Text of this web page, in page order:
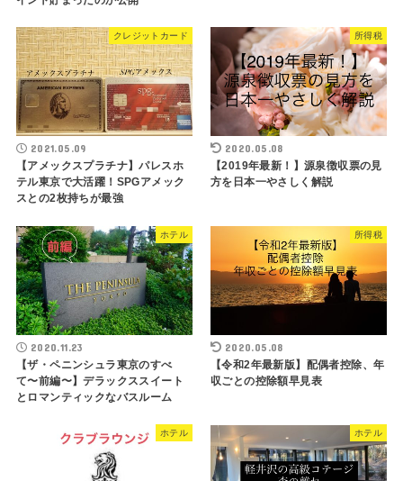
クレジットカード
2021.05.09
【アメックスプラチナ】パレスホ
テル東京で大活躍！SPGアメック
スとの2枚持ちが最強
所得税
2020.05.08
【2019年最新！】源泉徴収票の見
方を日本一やさしく解説
ホテル
2020.11.23
【ザ・ペニンシュラ東京のすべ
て〜前編〜】デラックススイート
とロマンティックなバスルーム
所得税
2020.05.08
【令和2年最新版】配偶者控除、年
収ごとの控除額早見表
ホテル ホテル